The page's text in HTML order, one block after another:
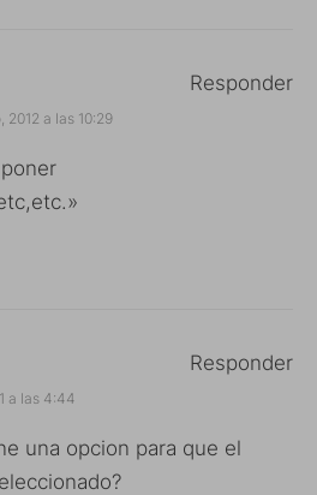
2012 a las 10:29
Responder
a las 4:44
una opcion para que el
Responder